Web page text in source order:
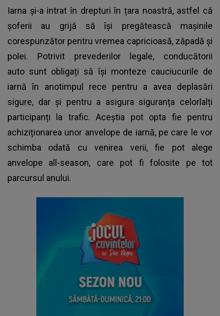
Iarna și-a intrat în drepturi în țara noastră, astfel că
șoferii au grijă să își pregătească mașinile
corespunzător pentru vremea capricioasă, zăpadă și
polei. Potrivit prevederilor legale, conducătorii
auto sunt obligați să își monteze cauciucurile de
iarnă în anotimpul rece pentru a avea deplasări
sigure, dar și pentru a asigura siguranța celorlalți
participanți la trafic. Aceștia pot opta fie pentru
achiziționarea unor anvelope de iarnă, pe care le vor
schimba odată cu venirea verii, fie pot alege
anvelope all-season, care pot fi folosite pe tot
parcursul anului.